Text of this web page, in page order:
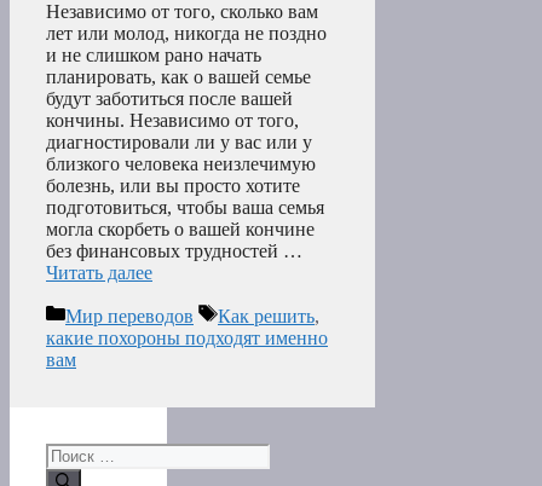
Независимо от того, сколько вам
лет или молод, никогда не поздно
и не слишком рано начать
планировать, как о вашей семье
будут заботиться после вашей
кончины. Независимо от того,
диагностировали ли у вас или у
близкого человека неизлечимую
болезнь, или вы просто хотите
подготовиться, чтобы ваша семья
могла скорбеть о вашей кончине
без финансовых трудностей …
Читать далее
Рубрики
Мир переводов Метки
Как решить,
какие похороны подходят именно
вам
Поиск: